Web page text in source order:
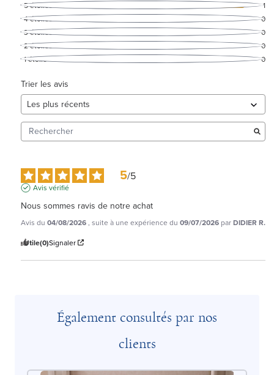
5étoiles
1
4étoiles
0
3étoiles
0
2étoiles
0
1étoile 0
Trier les avis
5/5
Avis vérifié
Nous sommes ravis de notre achat
Avis du 04/08/2026, suite à une expérience du 09/07/2026 parDIDIER R.
Utile(0)Signaler
Également consultés par nos
clients